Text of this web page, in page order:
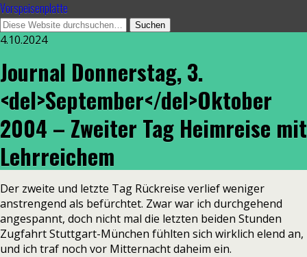
Vorspeisenplatte
4.10.2024
Journal Donnerstag, 3.
<del>September</del>Oktober
2004 – Zweiter Tag Heimreise mit
Lehrreichem
Der zweite und letzte Tag Rückreise verlief weniger
anstrengend als befürchtet. Zwar war ich durchgehend
angespannt, doch nicht mal die letzten beiden Stunden
Zugfahrt Stuttgart-München fühlten sich wirklich elend an,
und ich traf noch vor Mitternacht daheim ein.